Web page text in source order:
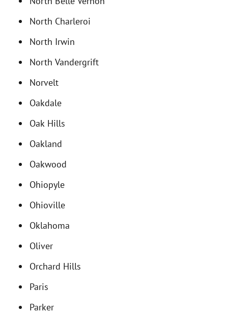
North Charleroi
North Irwin
North Vandergrift
Norvelt
Oakdale
Oak Hills
Oakland
Oakwood
Ohiopyle
Ohioville
Oklahoma
Oliver
Orchard Hills
Paris
Parker